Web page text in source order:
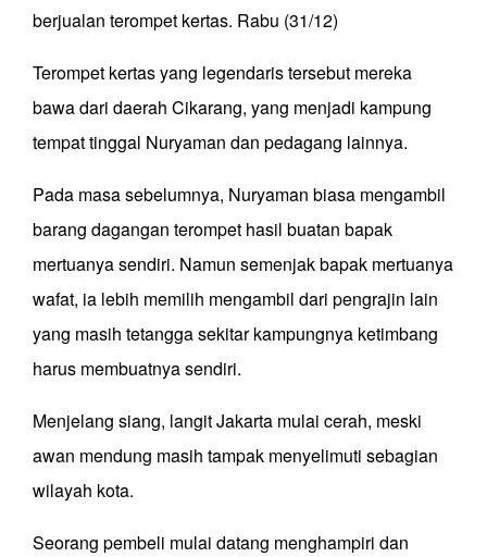
berjualan terompet kertas. Rabu (31/12)
Terompet kertas yang legendaris tersebut mereka
bawa dari daerah Cikarang, yang menjadi kampung
tempat tinggal Nuryaman dan pedagang lainnya.
Pada masa sebelumnya, Nuryaman biasa mengambil
barang dagangan terompet hasil buatan bapak
mertuanya sendiri. Namun semenjak bapak mertuanya
wafat, ia lebih memilih mengambil dari pengrajin lain
yang masih tetangga sekitar kampungnya ketimbang
harus membuatnya sendiri.
Menjelang siang, langit Jakarta mulai cerah, meski
awan mendung masih tampak menyelimuti sebagian
wilayah kota.
Seorang pembeli mulai datang menghampiri dan